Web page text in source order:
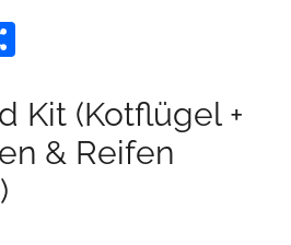
Kit (Kotflügel +
& Reifen